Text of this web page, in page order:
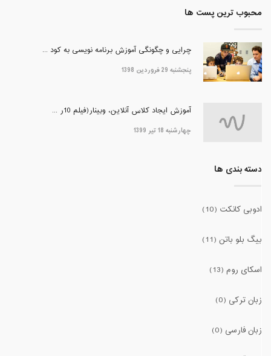
محبوب ترین پست ها
چرایی و چگونگی آموزش برنامه نویسی به کود ...
پنجشنبه 29 فروردین 1398
آموزش ایجاد کلاس آنلاین، وبینار(فیلم 10ر ...
چهارشنبه 18 تیر 1399
دسته بندی ها
ادوبی کانکت (10)
بیگ بلو باتن (11)
اسکای روم (13)
زبان ترکی (0)
زبان فارسی (0)